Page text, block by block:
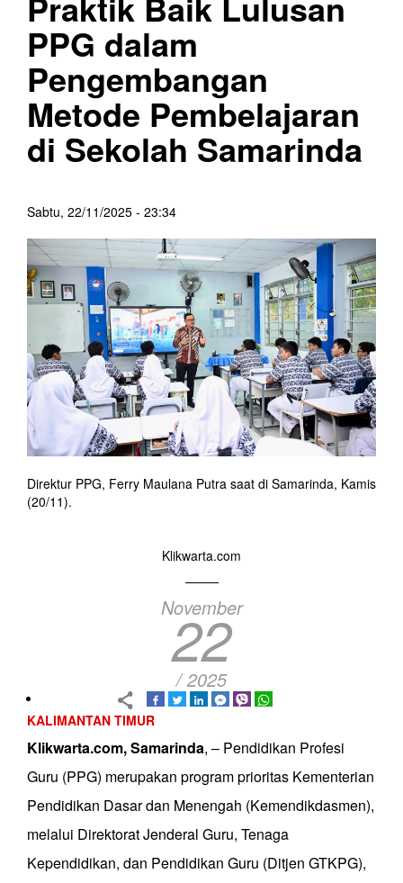
PPG dalam
Pengembangan
Metode Pembelajaran
di Sekolah Samarinda
Sabtu, 22/11/2025 - 23:34
Direktur PPG, Ferry Maulana Putra saat di Samarinda, Kamis
(20/11).
Klikwarta.com
November
22
/ 2025
KALIMANTAN TIMUR
Klikwarta.com, Samarinda, – Pendidikan Profesi
Guru (PPG) merupakan program prioritas Kementerian
Pendidikan Dasar dan Menengah (Kemendikdasmen),
melalui Direktorat Jenderal Guru, Tenaga
Kependidikan, dan Pendidikan Guru (Ditjen GTKPG),